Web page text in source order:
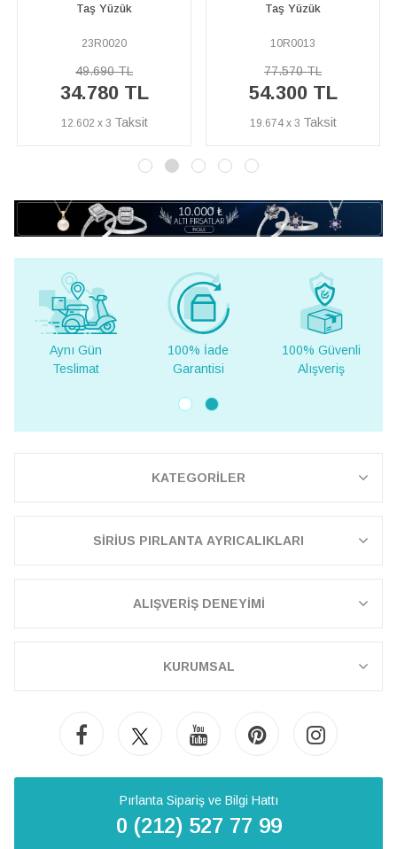
Taş Yüzük
23R0020
49.690 TL
34.780 TL
12.602 x 3
Taş Yüzük
10R0013
77.570 TL
54.300 TL
19.674 x 3
Aynı Gün
Teslimat
100% İade
Garantisi
100% Güvenli
Alışveriş
KATEGORİLER
SİRİUS PIRLANTA AYRICALIKLARI
ALIŞVERİŞ DENEYİMİ
KURUMSAL
Pırlanta Sipariş ve Bilgi Hattı
0 (212) 527 77 99